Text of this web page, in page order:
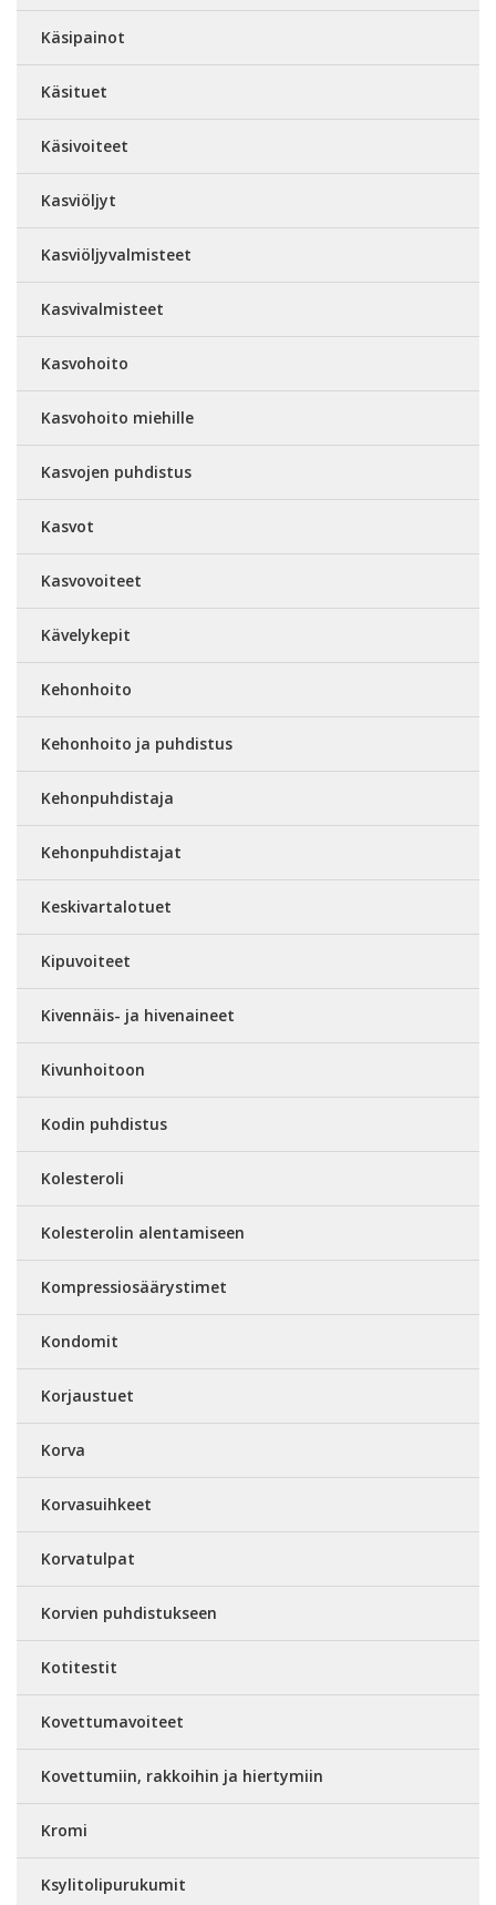
Käsipainot
Käsituet
Käsivoiteet
Kasviöljyt
Kasviöljyvalmisteet
Kasvivalmisteet
Kasvohoito
Kasvohoito miehille
Kasvojen puhdistus
Kasvot
Kasvovoiteet
Kävelykepit
Kehonhoito
Kehonhoito ja puhdistus
Kehonpuhdistaja
Kehonpuhdistajat
Keskivartalotuet
Kipuvoiteet
Kivennäis- ja hivenaineet
Kivunhoitoon
Kodin puhdistus
Kolesteroli
Kolesterolin alentamiseen
Kompressiosäärystimet
Kondomit
Korjaustuet
Korva
Korvasuihkeet
Korvatulpat
Korvien puhdistukseen
Kotitestit
Kovettumavoiteet
Kovettumiin, rakkoihin ja hiertymiin
Kromi
Ksylitolipurukumit